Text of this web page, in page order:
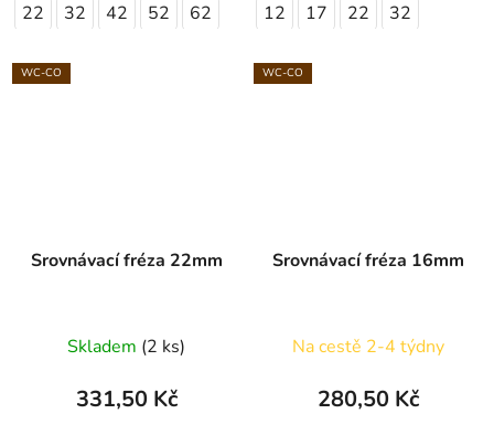
22 32 42 52 62 12 17 22 32
WC-CO
Srovnávací fréza 22mm
Skladem (2 ks)
331,50 Kč
WC-CO
Srovnávací fréza 16mm
Na cestě 2-4 týdny
280,50 Kč